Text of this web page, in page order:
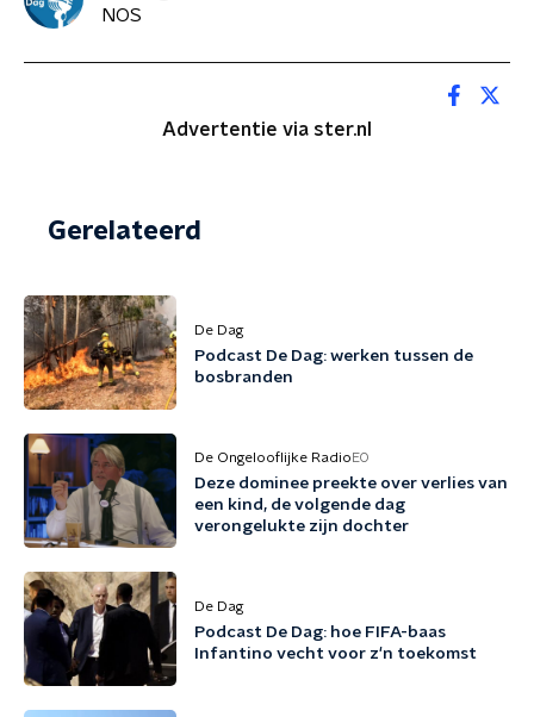
NOS
Advertentie via ster.nl
Gerelateerd
De Dag
Podcast De Dag: werken tussen de
bosbranden
De Ongelooflijke Radio EO
Deze dominee preekte over verlies van
een kind, de volgende dag
verongelukte zijn dochter
De Dag
Podcast De Dag: hoe FIFA-baas
Infantino vecht voor z'n toekomst